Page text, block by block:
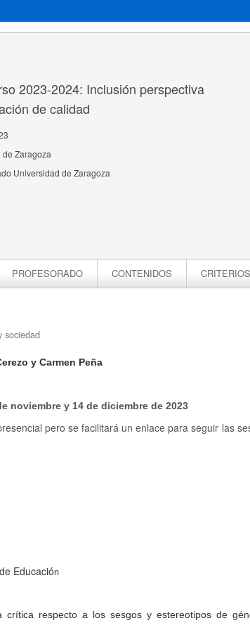
2023-2024: Inclusión perspectiva
de calidad
Zaragoza
Universidad de Zaragoza
PROFESORADO CONTENIDOS
sociedad
y Carmen Peña
noviembre y 14 de diciembre de 2023
pero se facilitará un enlace para seguir las
Educación
crítica respecto a los sesgos y estereotipos de